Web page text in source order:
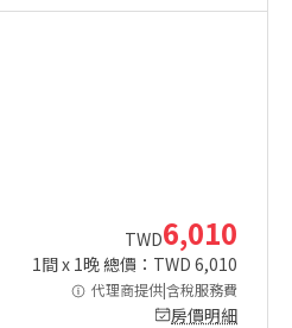
TWD6,010
1間 x 1晚 總價：TWD 6,010
代理商提供|含稅服務費
房價明細